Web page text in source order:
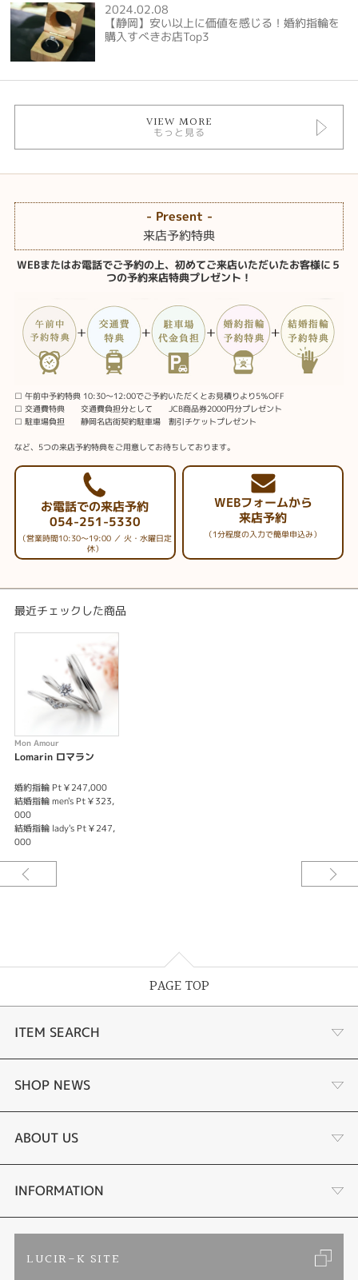
2024.02.08
【静岡】安い以上に価値を感じる！婚約指輪を
購入すべきお店Top3
VIEW MORE
もっと見る
- Present -
来店予約特典
WEBまたはお電話でご予約の上、初めてご来店いただいたお客様に５
つの予約来店特典プレゼント！
□ 午前中予約特典 10:30～12:00でご予約いただくとお見積りより5％OFF
□ 交通費特典 交通費負担分として JCB商品券2000円分プレゼント
□ 駐車場負担 静岡名店街契約駐車場 割引チケットプレゼント
など、5つの来店予約特典をご用意してお待ちしております。
お電話での来店予約
054-251-5330
（営業時間10:30～19:00 ／ 火・水曜日定
休）
WEBフォームから
来店予約
（1分程度の入力で簡単申込み）
最近チェックした商品
Mon Amour
Lomarin ロマラン
婚約指輪 Pt￥247,000
結婚指輪 men's Pt￥323,
000
結婚指輪 lady's Pt￥247,
000
PAGE TOP
ITEM SEARCH
婚約指輪 結婚指輪
ラボグロウンダイヤモンド婚約指輪
手作り結婚指輪
手作りペアリング
SHOP NEWS
商品一覧
ブランドリスト
リフォーム
ABOUT US
店舗情報・会社概要
INFORMATION
LUCIR-K SITE